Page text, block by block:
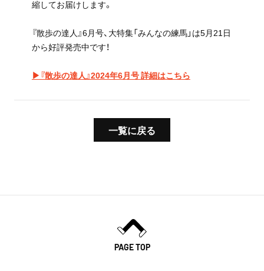
縮してお届けします。
『散歩の達人』6月号、大特集「みんなの練馬」は5月21日
から好評発売中です！
▶『散歩の達人』2024年6月号 詳細はこちら
一覧に戻る
PAGE TOP